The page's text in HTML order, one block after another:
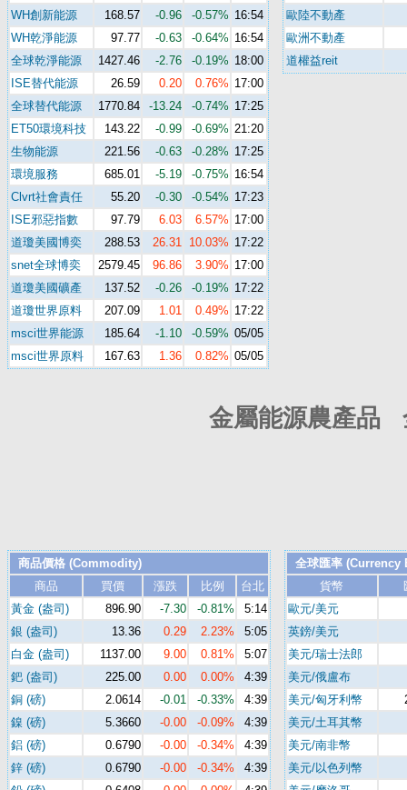
WH創新能源
168.57 -0.96 -0.57% 16:54
WH乾淨能源
97.77 -0.63 -0.64% 16:54
全球乾淨能源
1427.46 -2.76 -0.19% 18:00
ISE替代能源
26.59 0.20 0.76% 17:00
全球替代能源
1770.84 -13.24 -0.74% 17:25
ET50環境科技
143.22 -0.99 -0.69% 21:20
生物能源
221.56 -0.63 -0.28% 17:25
環境服務
685.01 -5.19 -0.75% 16:54
Clvrt社會責任
55.20 -0.30 -0.54% 17:23
ISE邪惡指數
97.79 6.03 6.57% 17:00
道瓊美國博奕
288.53 26.31 10.03% 17:22
snet全球博奕
2579.45 96.86 3.90% 17:00
道瓊美國礦產
137.52 -0.26 -0.19% 17:22
道瓊世界原料
207.09 1.01 0.49% 17:22
msci世界能源
185.64 -1.10 -0.59% 05/05
msci世界原料
167.63 1.36 0.82% 05/05
歐陸不動產
歐洲不動產
道權益reit
金屬能源農產品
商品價格 (Commodity)
商品
買價 漲跌 比例
台北
黃金 (盎司)
896.90 -7.30 -0.81%
5:14
銀 (盎司)
13.36 0.29 2.23%
5:05
白金 (盎司)
1137.00 9.00 0.81%
5:07
鈀 (盎司)
225.00 0.00 0.00%
4:39
銅 (磅)
2.0614 -0.01 -0.33%
4:39
鎳 (磅)
5.3660 -0.00 -0.09%
4:39
鋁 (磅)
0.6790 -0.00 -0.34%
4:39
鋅 (磅)
0.6790 -0.00 -0.34%
4:39
全球匯率 (Currency
貨幣
歐元/美元
英鎊/美元
美元/瑞士法郎
美元/俄盧布
美元/匈牙利幣
美元/土耳其幣
美元/南非幣
美元/以色列幣